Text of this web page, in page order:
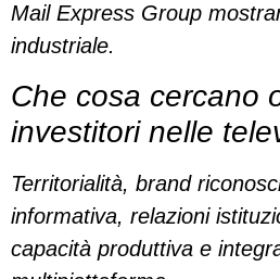
Mail Express Group
industriale.
Che cosa cercano
investitori nelle
Territorialità, brand
informativa, relazioni
capacità produttiva e